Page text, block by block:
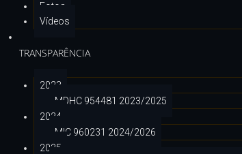
Fotos
Vídeos
TRANSPARÊNCIA
2023
MDHC 954481 2023/2025
2024
MIC 960231 2024/2026
2025